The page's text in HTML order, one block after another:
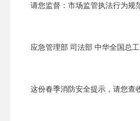
请您监督：市场监管执法行为规
这份春季消防安全提示，请您查